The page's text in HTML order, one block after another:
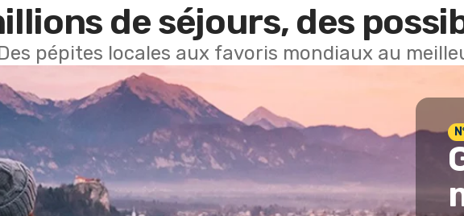
de séjours, des
pépites locales aux favoris mondiaux au